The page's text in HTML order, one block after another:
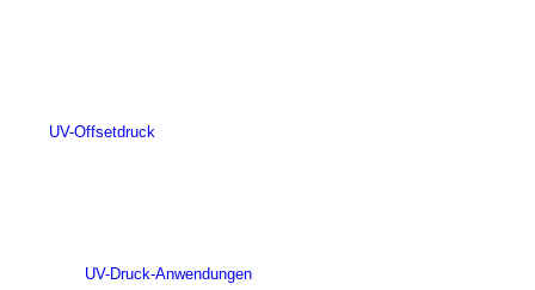
UV-Offsetdruck
UV-Druck-Anwendungen